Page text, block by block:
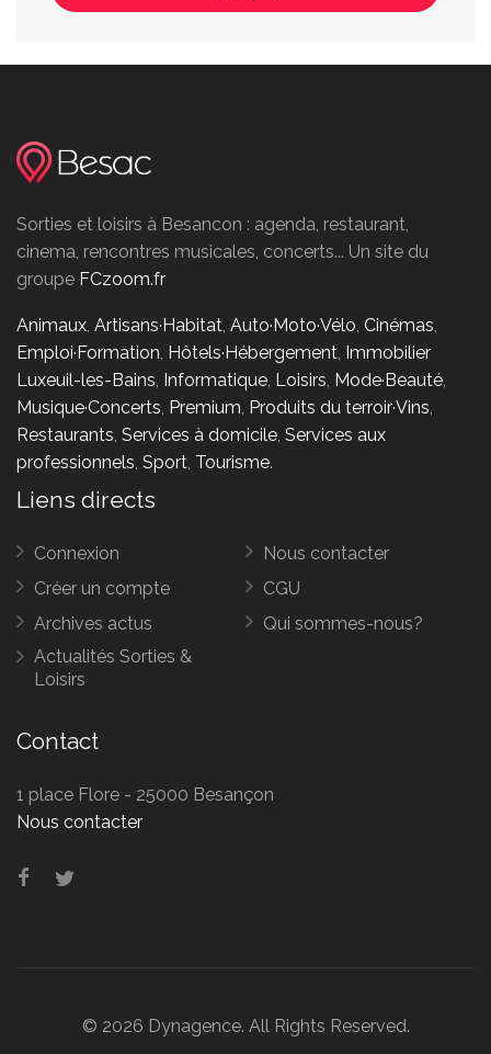
Sorties et loisirs à Besancon : agenda, restaurant,
cinema, rencontres musicales, concerts... Un site du
groupe FCzoom.fr
Animaux, Artisans·Habitat, Auto·Moto·Vélo, Cinémas,
Emploi·Formation, Hôtels·Hébergement, Immobilier
Luxeuil-les-Bains, Informatique, Loisirs, Mode·Beauté,
Musique·Concerts, Premium, Produits du terroir·Vins,
Restaurants, Services à domicile, Services aux
professionnels, Sport, Tourisme.
Liens directs
Connexion
Créer un compte
Archives actus
Actualités Sorties &
Loisirs
Nous contacter
CGU
Qui sommes-nous?
Contact
1 place Flore - 25000 Besançon
Nous contacter
© 2026 Dynagence. All Rights Reserved.